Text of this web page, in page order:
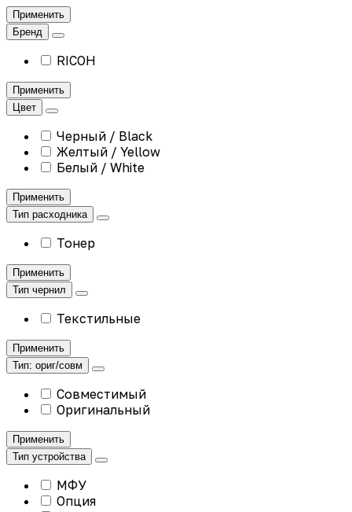
Применить
Бренд
RICOH
Применить
Цвет
Черный / Black
Желтый / Yellow
Белый / White
Применить
Тип расходника
Тонер
Применить
Тип чернил
Текстильные
Применить
Тип: ориг/совм
Совместимый
Оригинальный
Применить
Тип устройства
МФУ
Опция